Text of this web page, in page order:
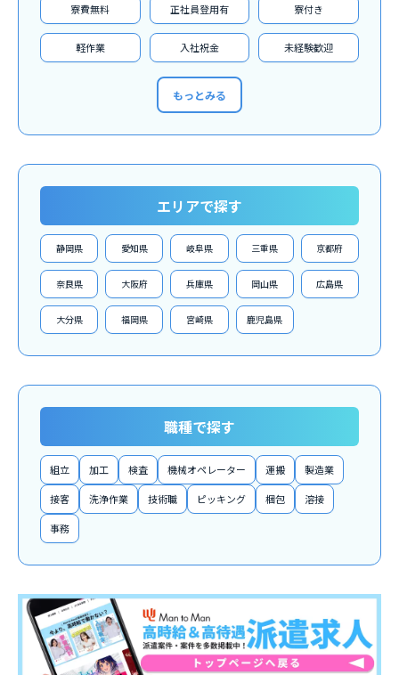
寮費無料 正社員登用有 寮付き
軽作業 入社祝金 未経験歓迎
もっとみる
エリアで探す
静岡県 愛知県 岐阜県 三重県 京都府
奈良県 大阪府 兵庫県 岡山県 広島県
大分県 福岡県 宮崎県 鹿児島県
職種で探す
組立 加工 検査 機械オペレーター 運搬 製造業
接客 洗浄作業 技術職 ピッキング 梱包 溶接
事務